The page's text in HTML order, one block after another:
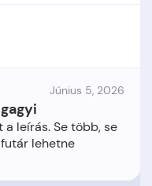
Június 5, 2026
leírás. Se több, se
lehetne